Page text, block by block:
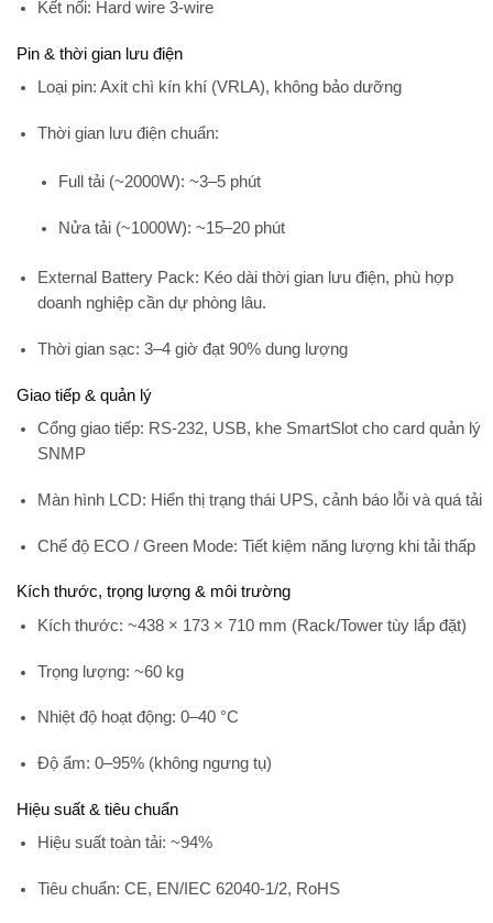
Kết nối: Hard wire 3-wire
Pin & thời gian lưu điện
Loại pin: Axit chì kín khí (VRLA), không bảo dưỡng
Thời gian lưu điện chuẩn:
Full tải (~2000W): ~3–5 phút
Nửa tải (~1000W): ~15–20 phút
External Battery Pack: Kéo dài thời gian lưu điện, phù hợp
doanh nghiệp cần dự phòng lâu.
Thời gian sạc: 3–4 giờ đạt 90% dung lượng
Giao tiếp & quản lý
Cổng giao tiếp: RS-232, USB, khe SmartSlot cho card quản lý
SNMP
Màn hình LCD: Hiển thị trạng thái UPS, cảnh báo lỗi và quá tải
Chế độ ECO / Green Mode: Tiết kiệm năng lượng khi tải thấp
Kích thước, trọng lượng & môi trường
Kích thước: ~438 × 173 × 710 mm (Rack/Tower tùy lắp đặt)
Trọng lượng: ~60 kg
Nhiệt độ hoạt động: 0–40 °C
Độ ẩm: 0–95% (không ngưng tụ)
Hiệu suất & tiêu chuẩn
Hiệu suất toàn tải: ~94%
Tiêu chuẩn: CE, EN/IEC 62040‑1/2, RoHS